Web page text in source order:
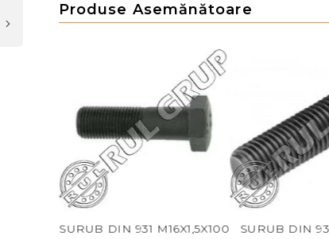
Produse Asemănătoare
SURUB DIN 931 M16X1,5X100
SURUB DIN 933